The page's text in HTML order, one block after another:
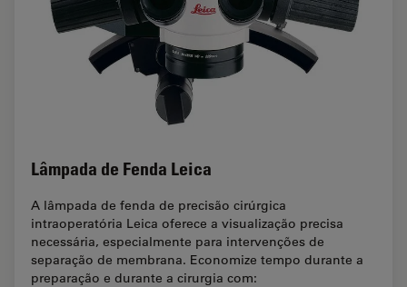
Lâmpada de Fenda Leica
A lâmpada de fenda de precisão cirúrgica
intraoperatória Leica oferece a visualização precisa
necessária, especialmente para intervenções de
separação de membrana. Economize tempo durante a
preparação e durante a cirurgia com: